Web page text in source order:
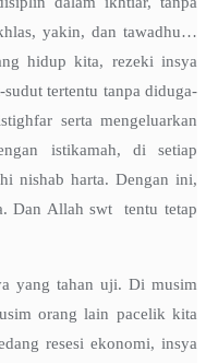
yakin, dan tawadhu…
hidup kita, rezeki insya
tertentu tanpa diduga-
serta mengeluarkan
istikamah, di setiap
nishab harta. Dengan ini,
Dan Allah swt tentu tetap
yang tahan uji. Di musim
orang lain pacelik kita
resesi ekonomi, insya